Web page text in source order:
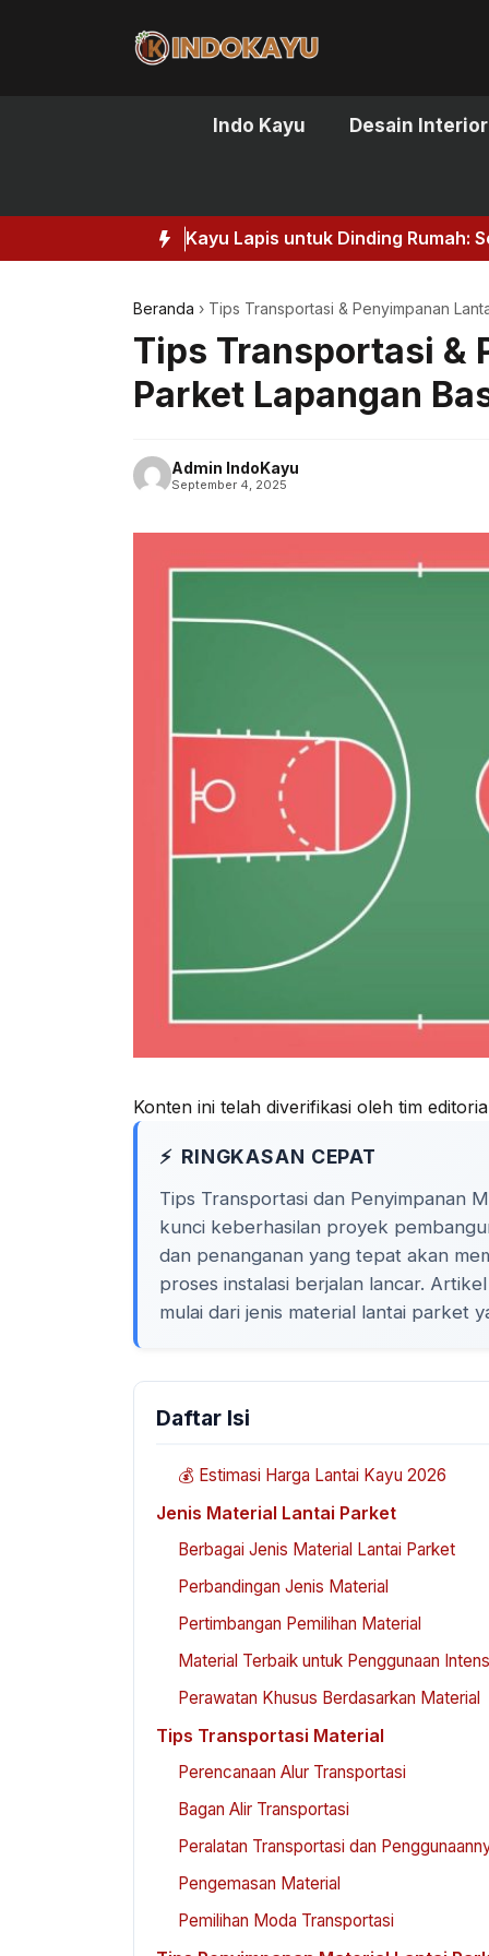
Indo Kayu Desain Interior
Kayu Lapis untuk Dinding Rumah:
Beranda › Tips Transportasi & Penyimpanan
Tips Transportasi &
Parket Lapangan
Admin IndoKayu
September 4, 2025
Konten ini telah diverifikasi oleh tim
RINGKASAN CEPAT
Tips Transportasi dan Penyimpanan
kunci keberhasilan proyek
dan penanganan yang tepat akan
proses instalasi berjalan lancar.
mulai dari jenis material lantai parket
Daftar Isi
💰 Estimasi Harga Lantai Kayu 2026
Jenis Material Lantai Parket
Berbagai Jenis Material Lantai Parket
Perbandingan Jenis Material
Pertimbangan Pemilihan Material
Material Terbaik untuk Penggunaan
Perawatan Khusus Berdasarkan Material
Tips Transportasi Material
Perencanaan Alur Transportasi
Bagan Alir Transportasi
Peralatan Transportasi dan
Pengemasan Material
Pemilihan Moda Transportasi